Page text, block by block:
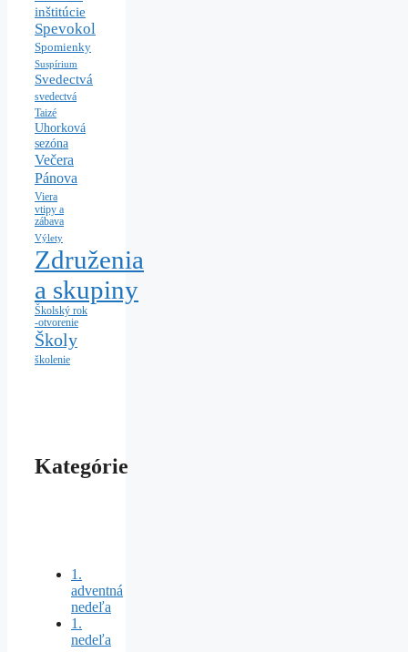
inštitúcie
Spevokol
Spomienky
Suspírium
Svedectvá
svedectvá
Taizé
Uhorková
sezóna
Večera
Pánova
Viera
vtipy a
zábava
Výlety
Združenia
a skupiny
Školský rok
-otvorenie
Školy
školenie
Kategórie
1.
adventná
nedeľa
1.
nedeľa